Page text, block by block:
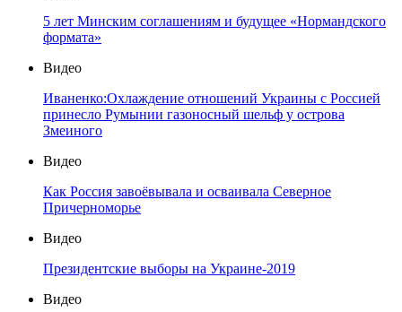
5 лет Минским соглашениям и будущее «Нормандского
формата»
Видео
Иваненко:Охлаждение отношений Украины с Россией
принесло Румынии газоносный шельф у острова
Змеиного
Видео
Как Россия завоёвывала и осваивала Северное
Причерноморье
Видео
Президентские выборы на Украине-2019
Видео